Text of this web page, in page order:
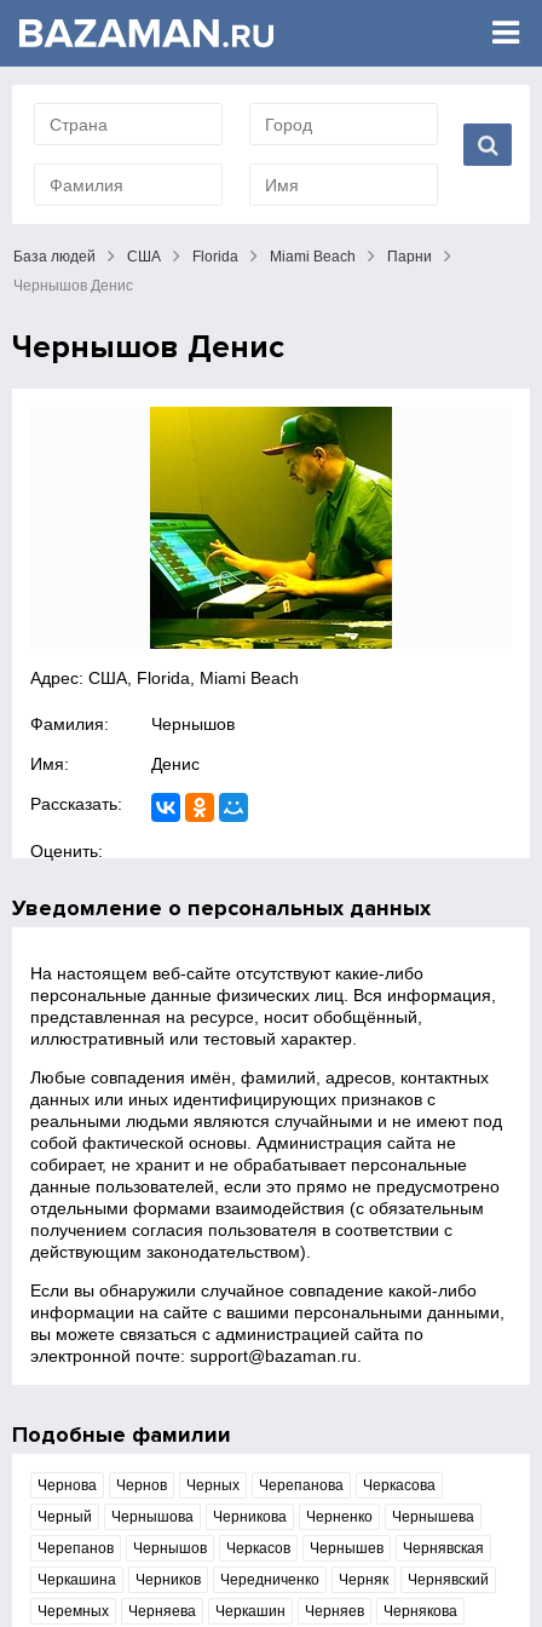
База людей США Florida Miami Beach
Парни
Чернышов Денис
Чернышов Денис
Адрес: США, Florida, Miami Beach
Фамилия: Чернышов
Имя: Денис
Рассказать:
Оценить:
Уведомление о персональных данных
На настоящем веб‑сайте отсутствуют какие‑либо
персональные данные физических лиц. Вся информация,
представленная на ресурсе, носит обобщённый,
иллюстративный или тестовый характер.
Любые совпадения имён, фамилий, адресов, контактных
данных или иных идентифицирующих признаков с
реальными людьми являются случайными и не имеют под
собой фактической основы. Администрация сайта не
собирает, не хранит и не обрабатывает персональные
данные пользователей, если это прямо не предусмотрено
отдельными формами взаимодействия (с обязательным
получением согласия пользователя в соответствии с
действующим законодательством).
Если вы обнаружили случайное совпадение какой‑либо
информации на сайте с вашими персональными данными,
вы можете связаться с администрацией сайта по
электронной почте:support@bazaman.ru
Подобные фамилии
Чернова Чернов Черных Черепанова
Черкасова
Черный
Чернышова Черникова Черненко
Чернышева
Черепанов
Чернышов Черкасов Чернышев
Чернявская
Черкашина
Черников Чередниченко Черняк
Чернявский
Черемных
Черняева Черкашин Черняев Чернякова